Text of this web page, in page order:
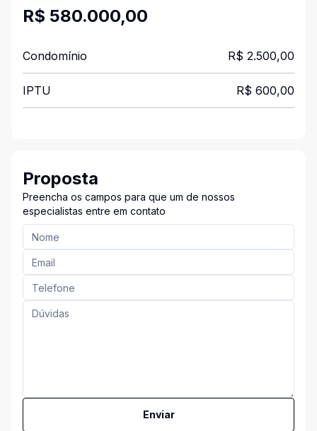
R$ 580.000,00
Condomínio R$ 2.500,00
IPTU R$ 600,00
Proposta
Preencha os campos para que um de nossos
especialistas entre em contato
Enviar